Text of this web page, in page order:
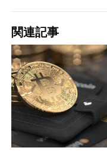
関連記事